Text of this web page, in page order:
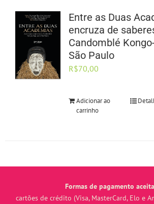
Entre as Duas
encruza de
Candomblé
São Paulo
R$70,00
Adicionar ao
carrinho
Formas de pagamento
cartões de crédito (Visa, MasterCard, Elo e